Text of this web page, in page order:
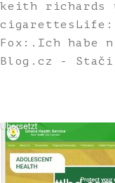
keith richards
cigarettesLife:
Fox:.Ich habe
Blog.cz -